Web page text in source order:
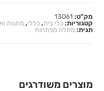
מק"ט: 13061
קטגוריות:כלי בית,כללי, מתנות
תגית: מתלה מפתחות
מוצרים משודרגים